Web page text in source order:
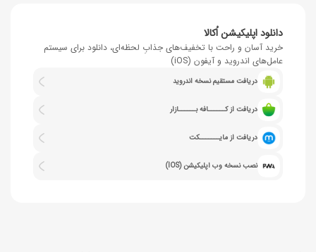
دانلود اپلیکیشن اُکالا
خرید آسان و راحت با تخفیف‌های جذابِ لحظه‌ای، دانلود برای سیستم
عامل‌های اندروید و آیفون (iOS)
دریافت مستقیم نسخه اندروید
دریافت از کــــــافه بــــــازار
دریافت از مایـــــــکت
نصب نسخه وب اپلیکیشن (IOS)